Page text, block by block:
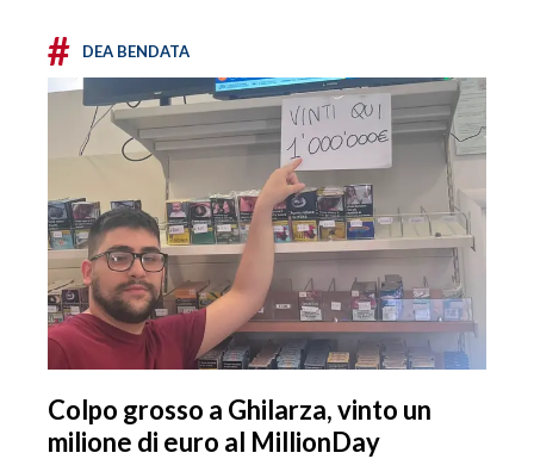
# DEA BENDATA
Colpo grosso a Ghilarza, vinto un
milione di euro al MillionDay